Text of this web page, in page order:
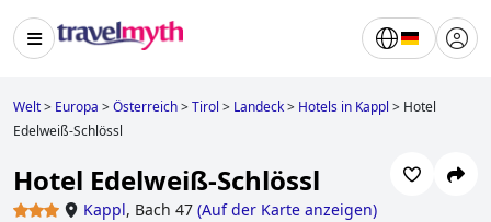
Welt> Europa >Österreich>Tirol > Landeck> Hotels in Kappl > Hotel
Edelweiß-Schlössl
Hotel Edelweiß-Schlössl
Kappl, Bach 47 (Auf der Karte anzeigen)